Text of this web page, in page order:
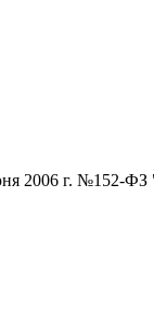
2006 г. №152-